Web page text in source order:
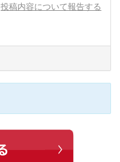
投稿内容について報告する